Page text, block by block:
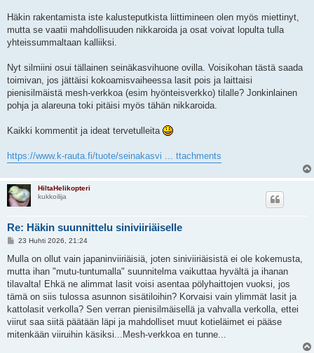
Häkin rakentamista iste kalusteputkista liittimineen olen myös miettinyt,
mutta se vaatii mahdollisuuden nikkaroida ja osat voivat lopulta tulla
yhteissummaltaan kalliiksi.
Nyt silmiini osui tällainen seinäkasvihuone ovilla. Voisikohan tästä saada
toimivan, jos jättäisi kokoamisvaiheessa lasit pois ja laittaisi
pienisilmäistä mesh-verkkoa (esim hyönteisverkko) tilalle? Jonkinlainen
pohja ja alareuna toki pitäisi myös tähän nikkaroida.
Kaikki kommentit ja ideat tervetulleita
https://www.k-rauta.fi/tuote/seinakasvi ... ttachments
HiltaHelikopteri
kukkoilija
Re: Häkin suunnittelu siniviiriäiselle
V
e
t
i
23 Huhti 2026, 21:24
Mulla on ollut vain japaninviiriäisiä, joten siniviiriäisistä ei ole kokemusta,
mutta ihan "mutu-tuntumalla" suunnitelma vaikuttaa hyvältä ja ihanan
tilavalta! Ehkä ne alimmat lasit voisi asentaa pölyhaittojen vuoksi, jos
tämä on siis tulossa asunnon sisätiloihin? Korvaisi vain ylimmät lasit ja
kattolasit verkolla? Sen verran pienisilmäisellä ja vahvalla verkolla, ettei
viirut saa siitä päätään läpi ja mahdolliset muut kotieläimet ei pääse
mitenkään viiruihin käsiksi...Mesh-verkkoa en tunne...